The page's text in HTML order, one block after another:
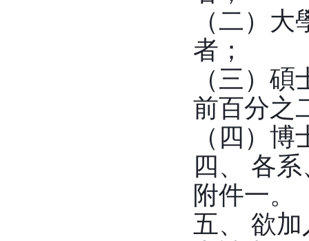
（二）
者；
（三）
前百分之
（四）
四、 各
附件一。
五、 欲